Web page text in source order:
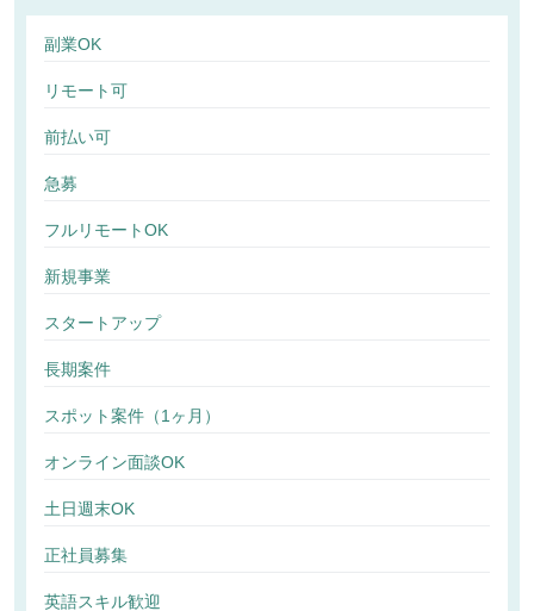
副業OK
リモート可
前払い可
急募
フルリモートOK
新規事業
スタートアップ
長期案件
スポット案件（1ヶ月）
オンライン面談OK
土日週末OK
正社員募集
英語スキル歓迎